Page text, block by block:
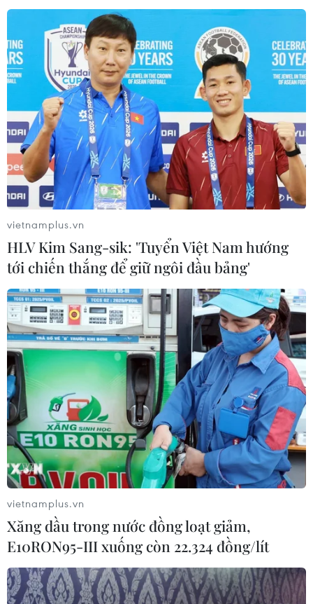
vẫn còn khan hiếm.
Cơ chế áp trần giá dầu Nga nhập khẩu của
G7 có thể phản tác dụng
04/09/2022 07:59
Chuyên gia đánh giá động thái G7 áp trần giá dầu
nhập khẩu của Nga đã làm dấy lên lo ngại về sự suy
giảm nguồn cung toàn cầu và thúc đẩy một đợt tăng
giá mới của “vàng đen.”
vietnamplus.vn
HLV Kim Sang-sik: 'Tuyển Việt Nam hướng
tới chiến thắng để giữ ngôi đầu bảng'
vietnamplus.vn
Xăng dầu trong nước đồng loạt giảm,
E10RON95-III xuống còn 22.324 đồng/lít